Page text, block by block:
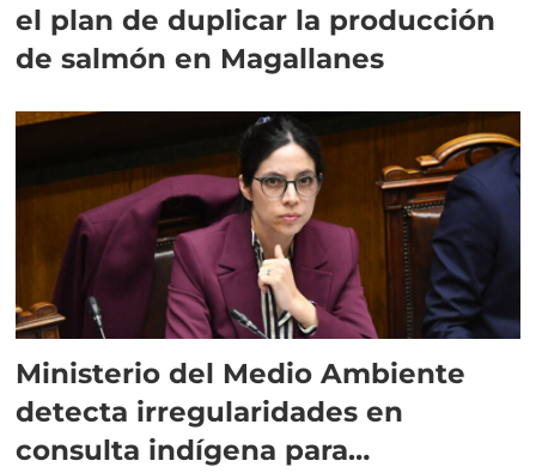
el plan de duplicar la producción
de salmón en Magallanes
Ministerio del Medio Ambiente
detecta irregularidades en
consulta indígena para